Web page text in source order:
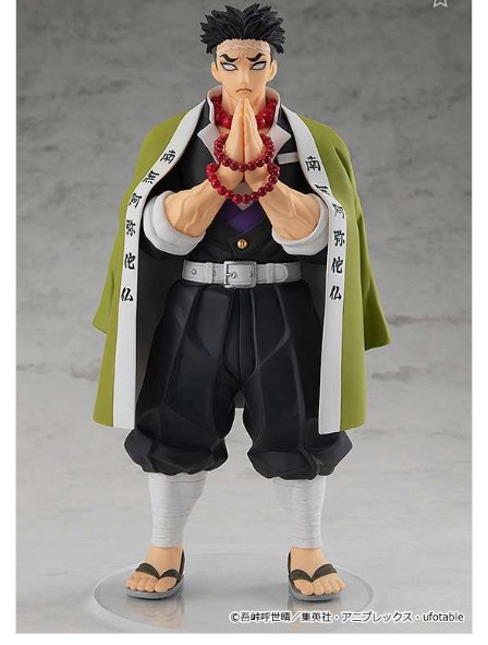
Aggiungi alla lista dei desideri